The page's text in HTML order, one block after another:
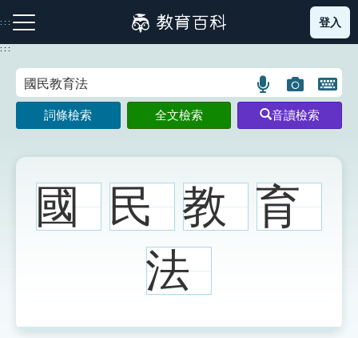
到
主
:::
注音索引圖示 筆畫索引圖示 部首索引表圖示
成語故事
登入
:::
語
言
搜
示
圖
片
搜
示
開
鍵
圖
詞條檢索 全文檢索 音讀檢索
國 民 教 育
法